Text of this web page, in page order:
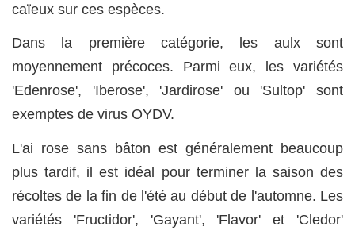
caïeux sur ces espèces.
Dans la première catégorie, les aulx sont
moyennement précoces. Parmi eux, les variétés
'Edenrose', 'Iberose', 'Jardirose' ou 'Sultop' sont
exemptes de virus OYDV.
L'ai rose sans bâton est généralement beaucoup
plus tardif, il est idéal pour terminer la saison des
récoltes de la fin de l'été au début de l'automne. Les
variétés 'Fructidor', 'Gayant', 'Flavor' et 'Cledor'